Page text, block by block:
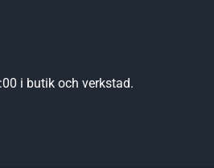
i butik och verkstad.